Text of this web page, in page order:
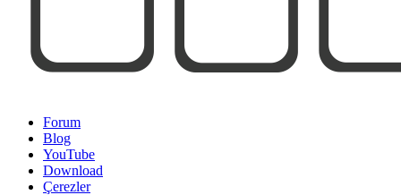
Forum
Blog
YouTube
Download
Çerezler